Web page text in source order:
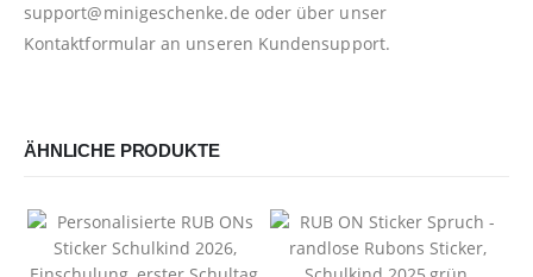
support@minigeschenke.de oder über unser
Kontaktformular an unseren Kundensupport.
ÄHNLICHE PRODUKTE